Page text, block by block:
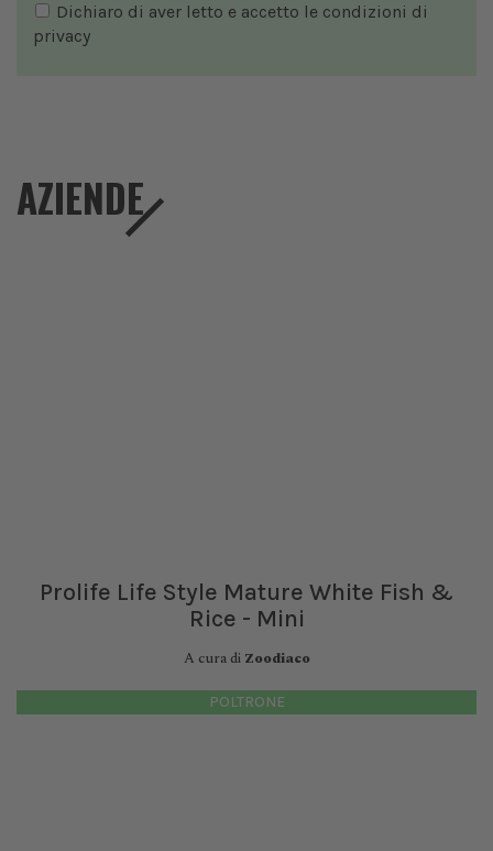
Dichiaro di aver letto e accetto le condizioni di
privacy
AZIENDE
Prolife Life Style Mature White Fish &
Rice - Mini
A cura di Zoodiaco
POLTRONE